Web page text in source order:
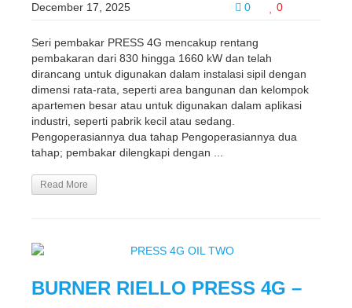
0 0
December 17, 2025
Seri pembakar PRESS 4G mencakup rentang
pembakaran dari 830 hingga 1660 kW dan telah
dirancang untuk digunakan dalam instalasi sipil dengan
dimensi rata-rata, seperti area bangunan dan kelompok
apartemen besar atau untuk digunakan dalam aplikasi
industri, seperti pabrik kecil atau sedang.
Pengoperasiannya dua tahap Pengoperasiannya dua
tahap; pembakar dilengkapi dengan ...
Read More
BURNER RIELLO PRESS 4G –